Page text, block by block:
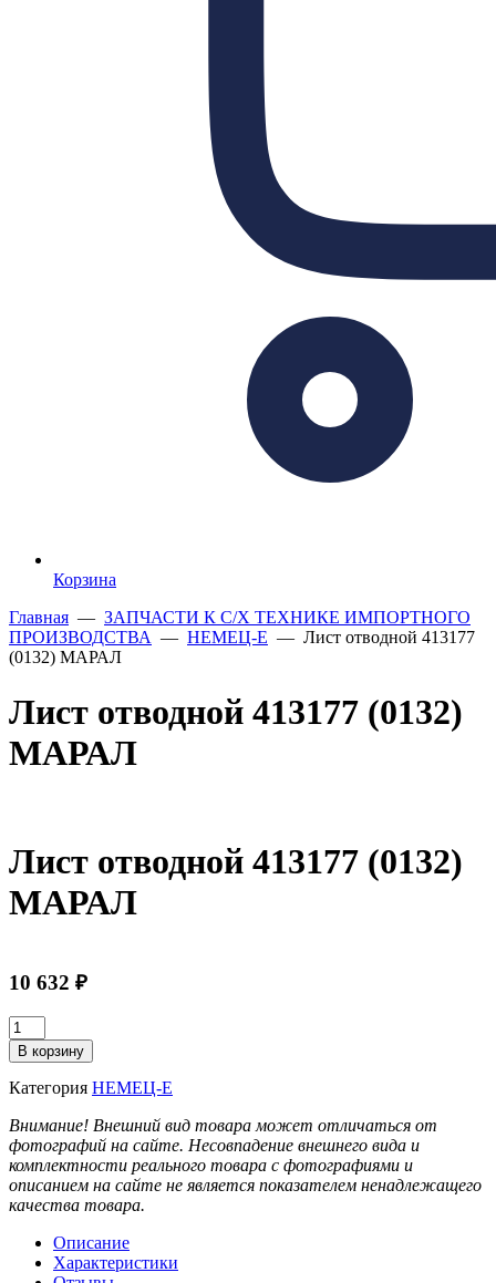
Корзина
Главная — ЗАПЧАСТИ К С/Х ТЕХНИКЕ ИМПОРТНОГО
ПРОИЗВОДСТВА — НЕМЕЦ-Е — Лист отводной 413177
(0132) МАРАЛ
Лист отводной 413177 (0132)
МАРАЛ
Лист отводной 413177 (0132)
МАРАЛ
10 632 ₽
Количество
товара
Лист
отводной
(0132)
МАРАЛ
В корзину
Категория НЕМЕЦ-Е
Внимание! Внешний вид товара может отличаться от
фотографий на сайте. Несовпадение внешнего вида и
комплектности реального товара с фотографиями и
описанием на сайте не является показателем ненадлежащего
качества товара.
Описание
Характеристики